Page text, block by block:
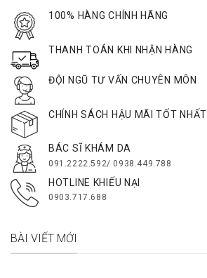
100% HÀNG CHÍNH HÃNG
THANH TOÁN KHI NHẬN HÀNG
ĐỘI NGŨ TƯ VẤN CHUYÊN MÔN
CHÍNH SÁCH HẬU MÃI TỐT NHẤT
BÁC SĨ KHÁM DA
091.2222.592/ 0938.449.788
HOTLINE KHIẾU NẠI
0903.717.688
BÀI VIẾT MỚI